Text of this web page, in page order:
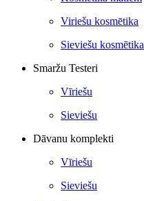
Viriešu kosmētika
Sieviešu kosmētika
Smaržu Testeri
Vīriešu
Sieviešu
Dāvanu komplekti
Vīriešu
Sieviešu